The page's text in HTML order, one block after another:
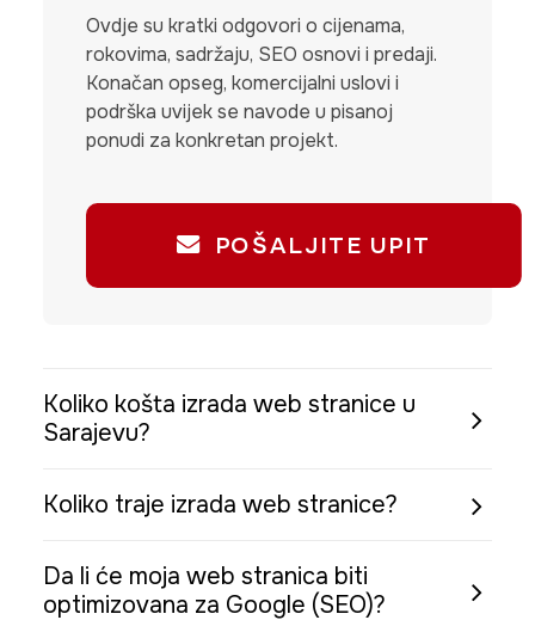
Ovdje su kratki odgovori o cijenama,
rokovima, sadržaju, SEO osnovi i predaji.
Konačan opseg, komercijalni uslovi i
podrška uvijek se navode u pisanoj
ponudi za konkretan projekt.
POŠALJITE UPIT
Koliko košta izrada web stranice u
Sarajevu?
Koliko traje izrada web stranice?
Da li će moja web stranica biti
optimizovana za Google (SEO)?